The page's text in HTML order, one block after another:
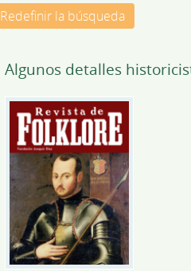
Redefinir la búsqueda
Algunos detalles